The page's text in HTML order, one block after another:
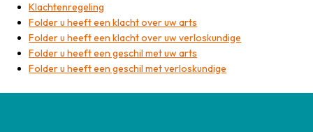
Klachtenregeling
Folder u heeft een klacht over uw arts
Folder u heeft een klacht over uw verloskundige
Folder u heeft een geschil met uw arts
Folder u heeft een geschil met verloskundige